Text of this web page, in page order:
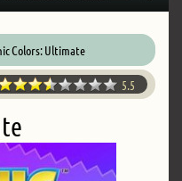
Colors: Ultimate
5.5